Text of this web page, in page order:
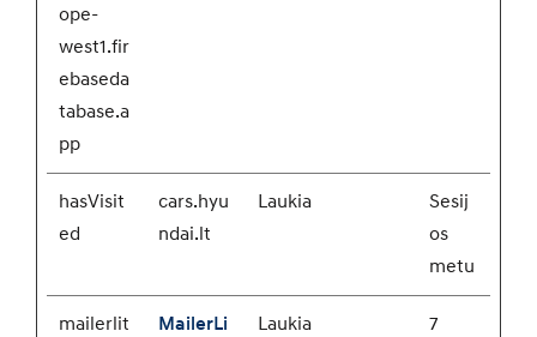
ope-
west1.fir
ebaseda
tabase.a
pp
hasVisit
ed
cars.hyu
ndai.lt
Laukia
Sesij
os
metu
mailerlit
MailerLi
Laukia
7